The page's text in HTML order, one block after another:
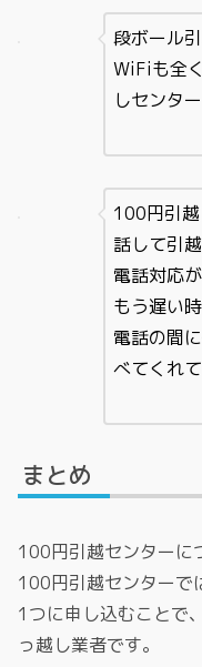
段ボール
WiFiも全
しセンタ
100円引
話して引
電話対応
もう遅い
電話の間
べてくれ
まとめ
100円引越センターに
100円引越センターで
1つに申し込むことで
っ越し業者です。